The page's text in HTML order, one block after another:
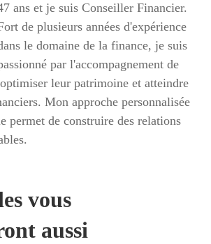
ans et je suis Conseiller Financier.
de plusieurs années d'expérience
le domaine de la finance, je suis
par l'accompagnement de
leur patrimoine et atteindre
Mon approche personnalisée
permet de construire des relations
vous
aussi